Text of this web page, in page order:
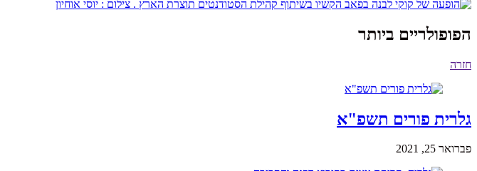
הפופולריים ביותר
חזרה
גלרית פורים תשפ"א
פברואר 25, 2021